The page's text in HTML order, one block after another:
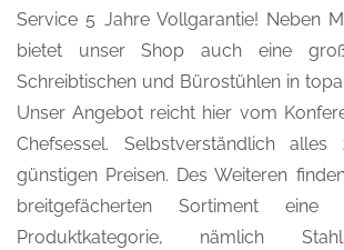
Service 5 Jahre Vollgarantie! Neben
bietet unser Shop auch eine
Schreibtischen und Bürostühlen in
Unser Angebot reicht hier vom
Chefsessel. Selbstverständlich
günstigen Preisen. Des Weiteren
breitgefächerten Sortiment eine
Produktkategorie, nämlich